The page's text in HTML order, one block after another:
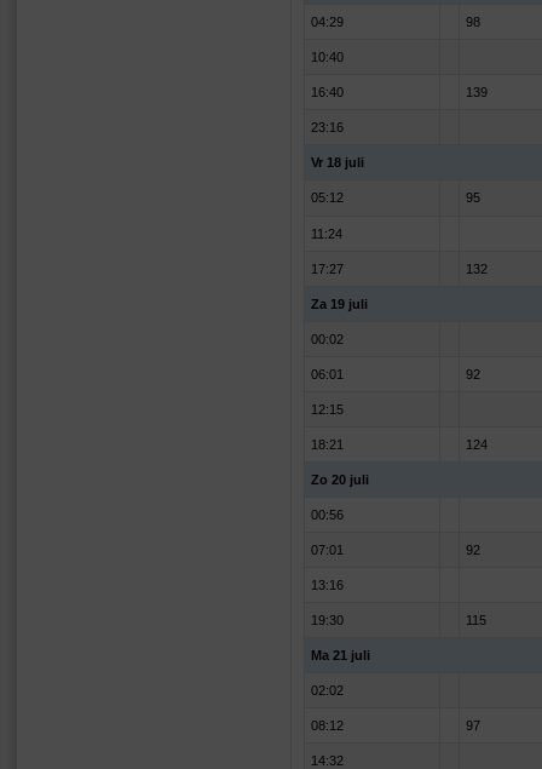
04:29 98
10:40
16:40 139
23:16
Vr 18 juli
05:12 95
11:24
17:27 132
Za 19 juli
00:02
06:01 92
12:15
18:21 124
Zo 20 juli
00:56
07:01 92
13:16
19:30 115
Ma 21 juli
02:02
08:12 97
14:32